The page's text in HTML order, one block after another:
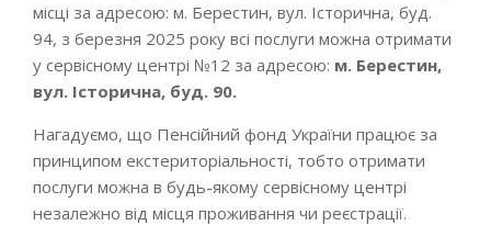
місці за адресою: м. Берестин, вул. Історична, буд.
94, з березня 2025 року всі послуги можна отримати
у сервісному центрі №12 за адресою: м. Берестин,
вул. Історична, буд. 90.
Нагадуємо, що Пенсійний фонд України працює за
принципом екстериторіальності, тобто отримати
послуги можна в будь-якому сервісному центрі
незалежно від місця проживання чи реєстрації.